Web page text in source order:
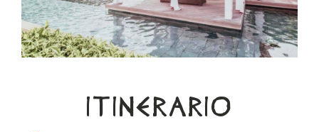
ITINERARIO